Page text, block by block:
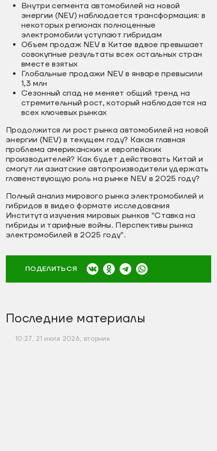
Внутри сегмента автомобилей на новой
энергии (NEV) наблюдается трансформация: в
некоторых регионах полноценные
электромобили уступают гибридам
Объем продаж NEV в Китае вдвое превышает
совокупные результаты всех остальных стран
вместе взятых
Глобальные продажи NEV в январе превысили
1,3 млн
Сезонный спад не меняет общий тренд на
стремительный рост, который наблюдается на
всех ключевых рынках
Продолжится ли рост рынка автомобилей на новой
энергии (NEV) в текущем году? Какая главная
проблема американских и европейских
производителей? Как будет действовать Китай и
смогут ли азиатские автопроизводители удержать
главенствующую роль на рынке NEV в 2025 году?
Полный анализ мирового рынка электромобилей и
гибридов в видео формате исследования
Института изучения мировых рынков "Ставка на
гибриды и тарифные войны. Перспективы рынка
электромобилей в 2025 году".
ПОДЕЛИТЬСЯ
Последние материалы
10:27, 21 июля 2026, вторник